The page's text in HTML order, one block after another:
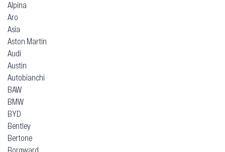
Alpina
Aro
Asia
Aston Martin
Audi
Austin
Autobianchi
BAW
BMW
BYD
Bentley
Bertone
Borgward